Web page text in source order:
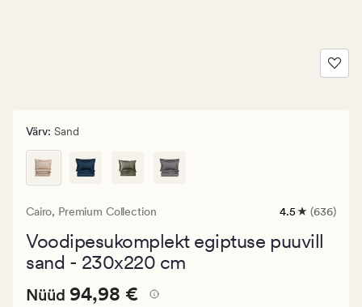
Värv: Sand
Cairo, Premium Collection
636
keskmise
4.5 (636)
Voodipesukomplekt egiptuse puuvill
sand - 230x220 cm
Nåværende
Nåværende pris_ee
Nüüd 94,98 €